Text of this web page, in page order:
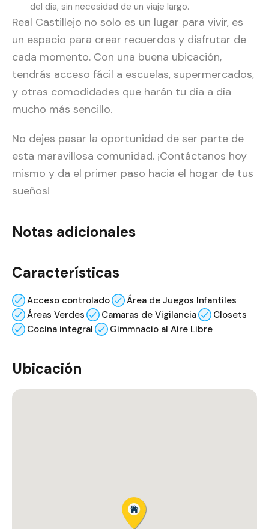
del día, sin necesidad de un viaje largo.
Real Castillejo no solo es un lugar para vivir, es
un espacio para crear recuerdos y disfrutar de
cada momento. Con una buena ubicación,
tendrás acceso fácil a escuelas, supermercados,
y otras comodidades que harán tu día a día
mucho más sencillo.
No dejes pasar la oportunidad de ser parte de
esta maravillosa comunidad. ¡Contáctanos hoy
mismo y da el primer paso hacia el hogar de tus
sueños!
Notas adicionales
Características
Acceso controlado
Área de Juegos Infantiles
Áreas Verdes
Camaras de Vigilancia
Closets
Cocina integral
Gimmnacio al Aire Libre
Ubicación